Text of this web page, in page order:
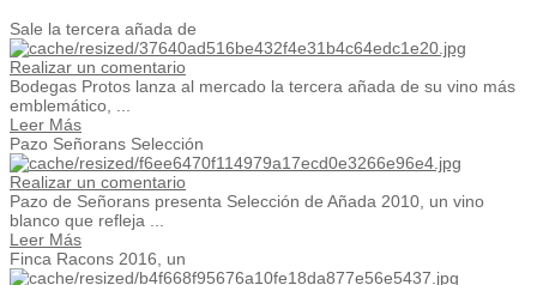
Sale la tercera añada de
Realizar un comentario
Bodegas Protos lanza al mercado la tercera añada de su vino más
emblemático, ...
Leer Más
Pazo Señorans Selección
Realizar un comentario
Pazo de Señorans presenta Selección de Añada 2010, un vino
blanco que refleja ...
Leer Más
Finca Racons 2016, un